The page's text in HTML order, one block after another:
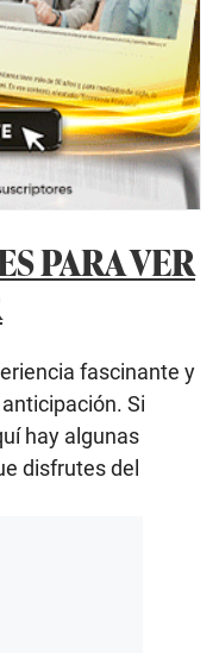
PARA VER
fascinante y
Si
hay algunas
disfrutes del